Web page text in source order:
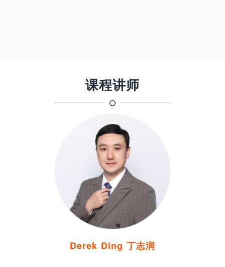
课程讲师
Derek Ding 丁志润